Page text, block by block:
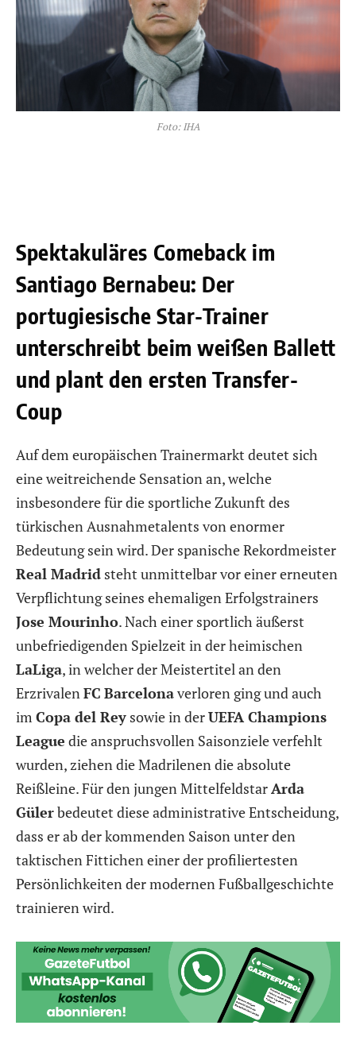
Foto: IHA
Spektakuläres Comeback im
Santiago Bernabeu: Der
portugiesische Star-Trainer
unterschreibt beim weißen Ballett
und plant den ersten Transfer-
Coup
Auf dem europäischen Trainermarkt deutet sich
eine weitreichende Sensation an, welche
insbesondere für die sportliche Zukunft des
türkischen Ausnahmetalents von enormer
Bedeutung sein wird. Der spanische Rekordmeister
Real Madrid steht unmittelbar vor einer erneuten
Verpflichtung seines ehemaligen Erfolgstrainers
Jose Mourinho. Nach einer sportlich äußerst
unbefriedigenden Spielzeit in der heimischen
LaLiga, in welcher der Meistertitel an den
ErzrivalenFC Barcelonaverloren ging und auch
im Copa del Rey sowie in derUEFA Champions
League die anspruchsvollen Saisonziele verfehlt
wurden, ziehen die Madrilenen die absolute
Reißleine. Für den jungen MittelfeldstarArda
Gülerbedeutet diese administrative Entscheidung,
dass er ab der kommenden Saison unter den
taktischen Fittichen einer der profiliertesten
Persönlichkeiten der modernen Fußballgeschichte
trainieren wird.